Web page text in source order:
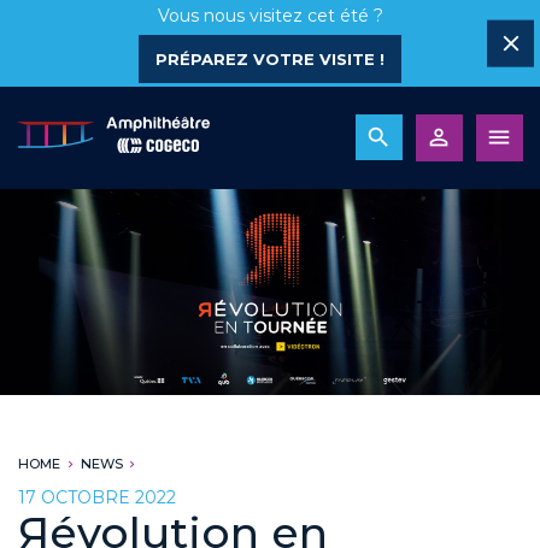
Vous nous visitez cet été ?
PRÉPAREZ VOTRE VISITE !
HOME NEWS
17 OCTOBRE 2022
Яévolution en